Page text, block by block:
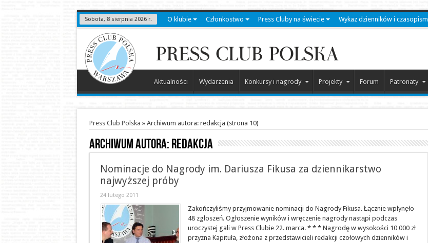
Sobota, 8 sierpnia 2026 r. O klubie Członkostwo Press Cluby na świecie Wykaz dzienników i czasopism
Aktualności Wydarzenia Konkursy i nagrody Projekty Forum Patronaty
Press Club Polska » Archiwum autora: redakcja (strona 10)
Archiwum autora: redakcja
Nominacje do Nagrody im. Dariusza Fikusa za dziennikarstwo
najwyższej próby
24 lutego 2011
Zakończyliśmy przyjmowanie nominacji do Nagrody Fikusa. Łącznie wpłynęło
48 zgłoszeń. Ogłoszenie wyników i wręczenie nagrody nastąpi podczas
uroczystej gali w Press Clubie 22. marca. * * * Nagrodę w wysokości 10 000 zł
przyzna Kapituła, złożona z przedstawicieli redakcji czołowych dzienników i